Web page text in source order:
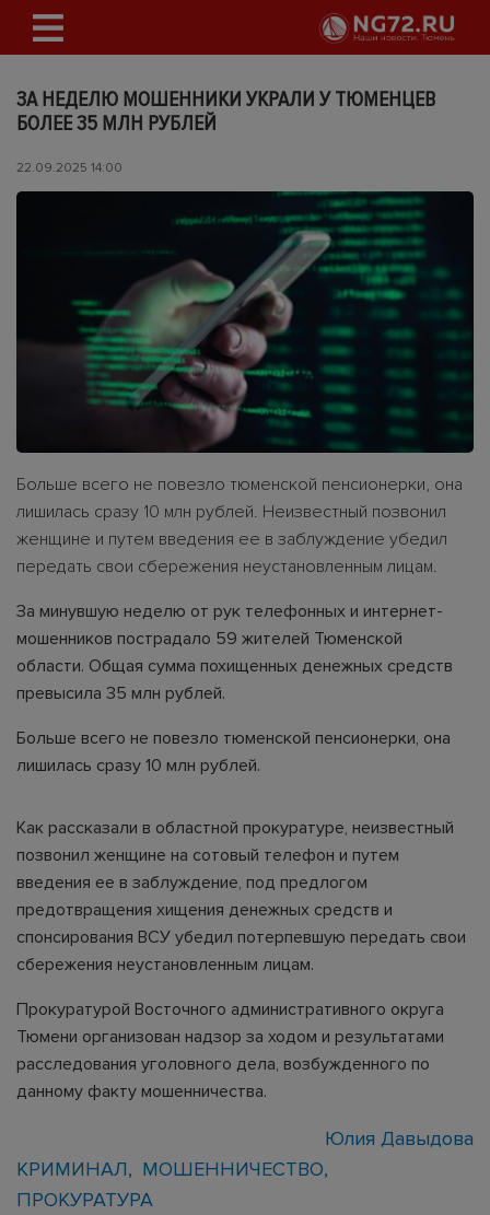
ЗА НЕДЕЛЮ МОШЕННИКИ УКРАЛИ У ТЮМЕНЦЕВ
БОЛЕЕ 35 МЛН РУБЛЕЙ
22.09.2025 14:00
Больше всего не повезло тюменской пенсионерки, она
лишилась сразу 10 млн рублей. Неизвестный позвонил
женщине и путем введения ее в заблуждение убедил
передать свои сбережения неустановленным лицам.
За минувшую неделю от рук телефонных и интернет-
мошенников пострадало 59 жителей Тюменской
области. Общая сумма похищенных денежных средств
превысила 35 млн рублей.
Больше всего не повезло тюменской пенсионерки, она
лишилась сразу 10 млн рублей.
Как рассказали в областной прокуратуре, неизвестный
позвонил женщине на сотовый телефон и путем
введения ее в заблуждение, под предлогом
предотвращения хищения денежных средств и
спонсирования ВСУ убедил потерпевшую передать свои
сбережения неустановленным лицам.
Прокуратурой Восточного административного округа
Тюмени организован надзор за ходом и результатами
расследования уголовного дела, возбужденного по
данному факту мошенничества.
Юлия Давыдова
КРИМИНАЛ
МОШЕННИЧЕСТВО
ПРОКУРАТУРА